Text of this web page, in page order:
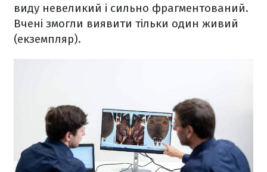
виду невеликий і сильно фрагментований.
Вчені змогли виявити тільки один живий
(екземпляр).